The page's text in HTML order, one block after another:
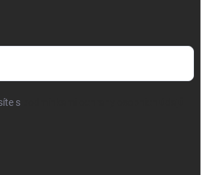
s